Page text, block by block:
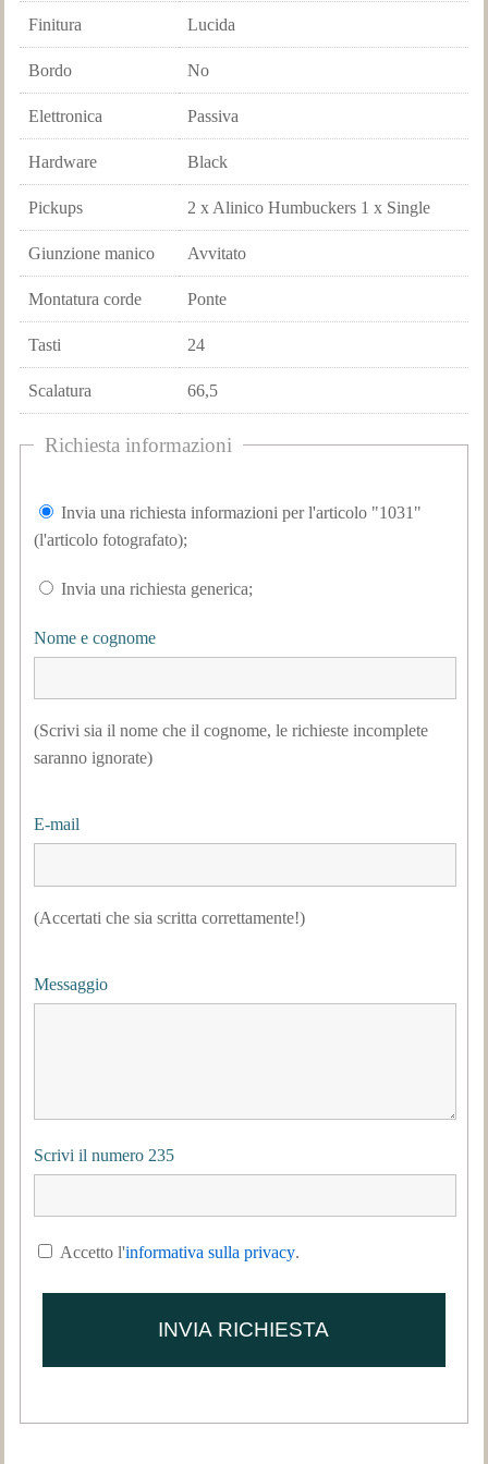
Finitura Lucida
Bordo No
Elettronica Passiva
Hardware Black
Pickups 2 x Alinico Humbuckers 1 x Single
Giunzione manico Avvitato
Montatura corde Ponte
Tasti 24
Scalatura 66,5
Richiesta informazioni
(l'articolo fotografato);
Invia una richiesta generica;
Nome e cognome
(Scrivi sia il nome che il cognome, le richieste incomplete
saranno ignorate)
E-mail
(Accertati che sia scritta correttamente!)
Messaggio
Scrivi il numero 235
Accetto l'informativa sulla privacy.